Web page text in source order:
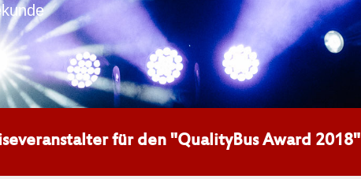
für den "QualityBus Award 2018"